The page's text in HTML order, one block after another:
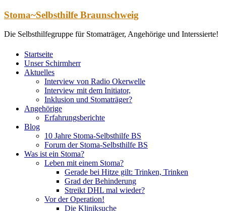
Zum
springen
Stoma~Selbsthilfe Braunschweig
Die Selbsthilfegruppe für Stomaträger, Angehörige und Interssierte!
Startseite
Unser Schirmherr
Aktuelles
Interview von Radio Okerwelle
Interview mit dem Initiator,
Inklusion und Stomaträger?
Angehörige
Erfahrungsberichte
Blog
10 Jahre Stoma-Selbsthilfe BS
Forum der Stoma-Selbsthilfe BS
Was ist ein Stoma?
Leben mit einem Stoma?
Gerade bei Hitze gilt: Trinken, Trinken
Grad der Behinderung
Streikt DHL mal wieder?
Vor der Operation!
Die Kliniksuche